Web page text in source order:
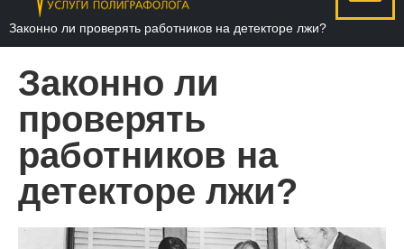
Законно ли проверять работников на детекторе лжи?
Законно ли
проверять
работников на
детекторе лжи?